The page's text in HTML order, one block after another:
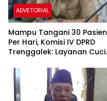
ADVETORIAL
Mampu Tangani 30 Pasien
Per Hari, Komisi IV DPRD
Trenggalek: Layanan Cuci
Segera Beroperasi